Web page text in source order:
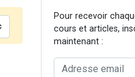
Pour recevoir
cours et articles,
maintenant :